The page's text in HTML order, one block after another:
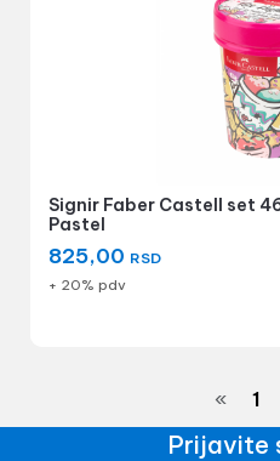
Signir Faber Castell set
Pastel
825,00 RSD
+ 20% pdv
« 1
Prijavite